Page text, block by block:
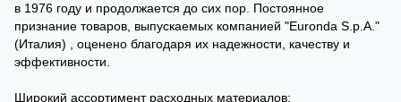
в 1976 году и продолжается до сих пор. Постоянное
признание товаров, выпускаемых компанией "Euronda S.p.A."
(Италия) , оценено благодаря их надежности, качеству и
эффективности.
Широкий ассортимент расходных материалов: